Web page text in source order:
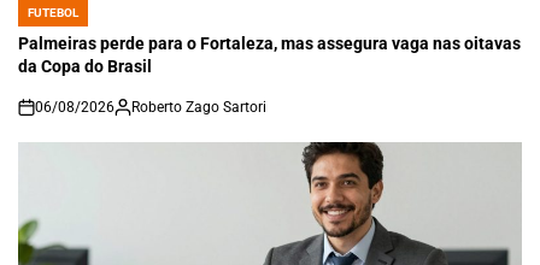
POSTED
IN
FUTEBOL
Palmeiras perde para o Fortaleza, mas assegura vaga nas oitavas
da Copa do Brasil
on
06/08/2026 Roberto Zago Sartori